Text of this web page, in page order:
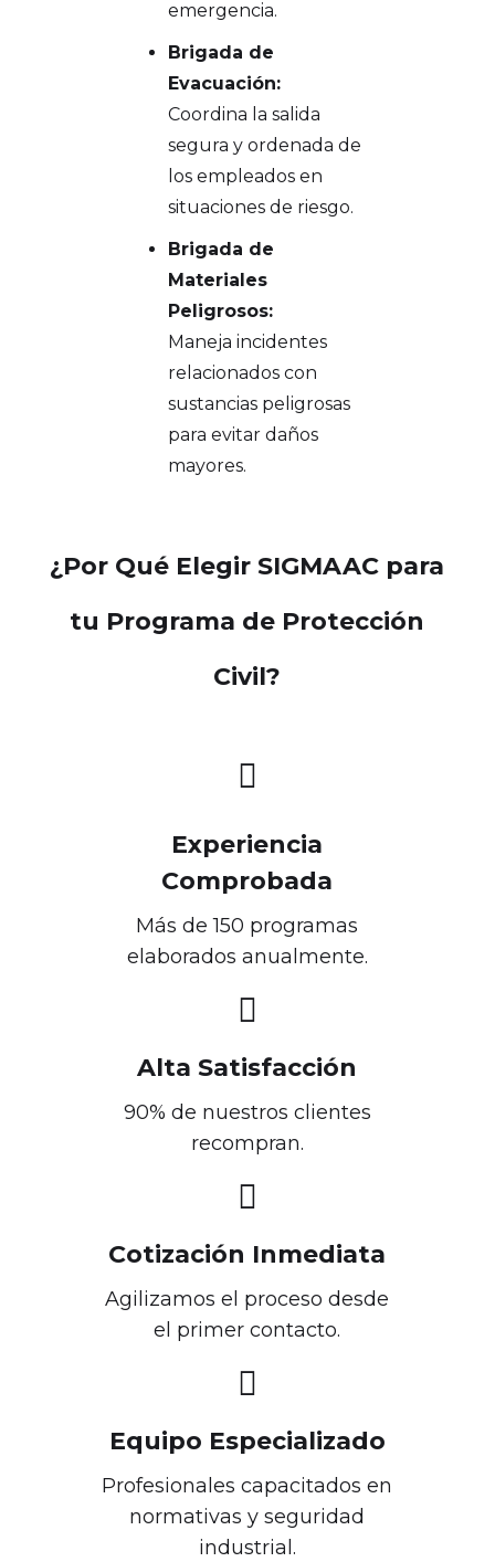
emergencia.
Brigada de
Evacuación:
Coordina la salida
segura y ordenada de
los empleados en
situaciones de riesgo.
Brigada de
Materiales
Peligrosos:
Maneja incidentes
relacionados con
sustancias peligrosas
para evitar daños
mayores.
¿Por Qué Elegir SIGMAAC para
tu Programa de Protección
Civil?

Experiencia
Comprobada
Más de 150 programas
elaborados anualmente.

Alta Satisfacción
90% de nuestros clientes
recompran.

Cotización Inmediata
Agilizamos el proceso desde
el primer contacto.

Equipo Especializado
Profesionales capacitados en
normativas y seguridad
industrial.